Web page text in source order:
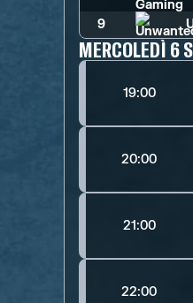
9
MERCOLEDÌ 6
19:00
20:00
21:00
22:00